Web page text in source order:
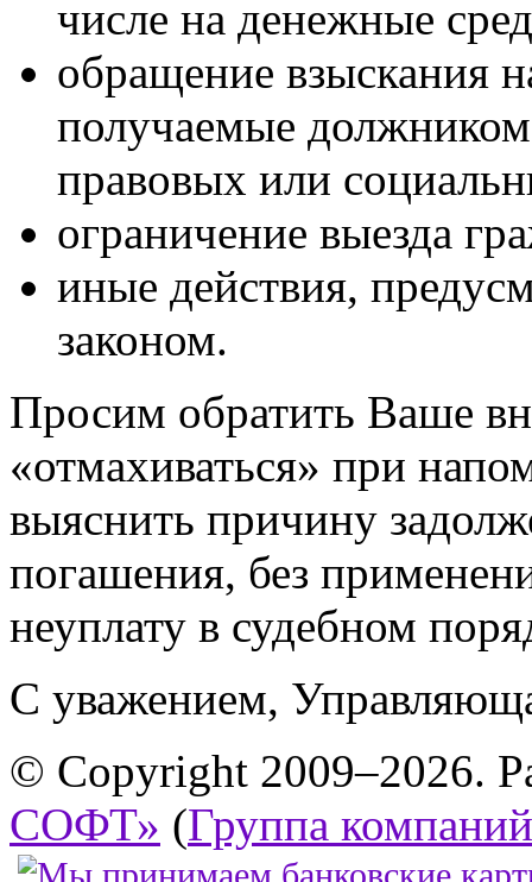
числе на денежные
обращение взыскания
получаемые
правовых или
ограничение выезда
иные действия,
законом.
Просим обратить Ваше
«отмахиваться» при
выяснить причину
погашения, без
неуплату в судебном
С уважением,
© Copyright 2009–2026.
СОФТ» (Группа